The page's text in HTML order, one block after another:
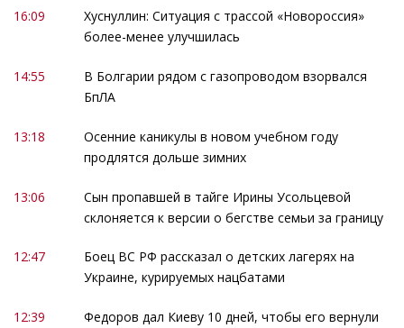
16:09
Хуснуллин: Ситуация с трассой «Новороссия»
более-менее улучшилась
14:55
В Болгарии рядом с газопроводом взорвался
БпЛА
13:18
Осенние каникулы в новом учебном году
продлятся дольше зимних
13:06
Сын пропавшей в тайге Ирины Усольцевой
склоняется к версии о бегстве семьи за границу
12:47
Боец ВС РФ рассказал о детских лагерях на
Украине, курируемых нацбатами
12:39
Федоров дал Киеву 10 дней, чтобы его вернули